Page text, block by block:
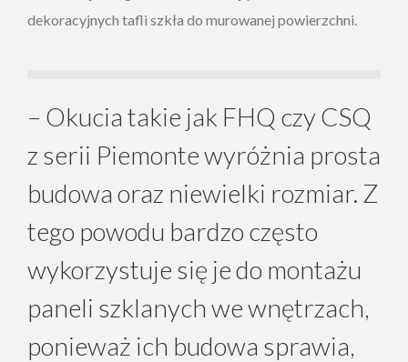
dekoracyjnych tafli szkła do murowanej powierzchni.
– Okucia takie jak FHQ czy CSQ
z serii Piemonte wyróżnia prosta
budowa oraz niewielki rozmiar. Z
tego powodu bardzo często
wykorzystuje się je do montażu
paneli szklanych we wnętrzach,
ponieważ ich budowa sprawia,